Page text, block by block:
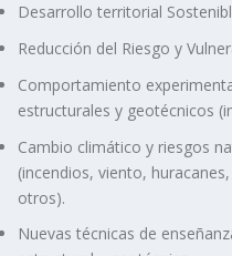
Desarrollo territorial
Reducción del Riesgo y
Comportamiento
estructurales y geotécnicos
Cambio climático y riesgos
(incendios, viento,
otros).
Nuevas técnicas de